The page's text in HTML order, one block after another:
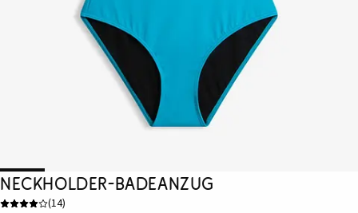
Neckholder-Badeanzug
(14)